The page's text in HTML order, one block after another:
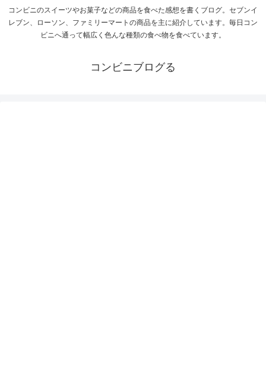
コンビニのスイーツやお菓子などの商品を食べた感想を書くブログ。セブンイ
レブン、ローソン、ファミリーマートの商品を主に紹介しています。毎日コン
ビニへ通って幅広く色んな種類の食べ物を食べています。
コンビニブログる